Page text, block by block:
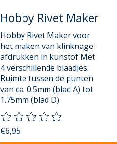
Hobby Rivet Maker
Hobby Rivet Maker voor
het maken van klinknagel
afdrukken in kunstof Met
4 verschillende blaadjes.
Ruimte tussen de punten
van ca. 0.5mm (blad A) tot
1.75mm (blad D)
De beoordeling van dit
€6,95